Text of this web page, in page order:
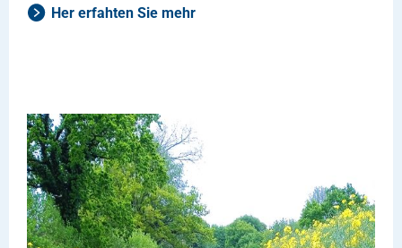
Her erfahten Sie mehr